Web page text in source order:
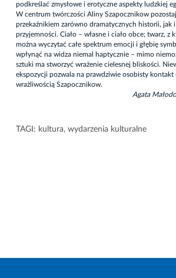
podkreślać zmysłowe i erotyczne aspekty ludzkiej
W centrum twórczości Aliny Szapocznikow
przekaźnikiem zarówno dramatycznych historii, jak i
przyjemności. Ciało – własne i ciało obce; twarz, z
można wyczytać całe spektrum emocji i głębię
wpłynąć na widza niemal haptycznie – mimo
sztuki ma stworzyć wrażenie cielesnej bliskości.
ekspozycji pozwala na prawdziwie osobisty
wrażliwością Szapocznikow.
Agata
TAGI: kultura, wydarzenia kulturalne